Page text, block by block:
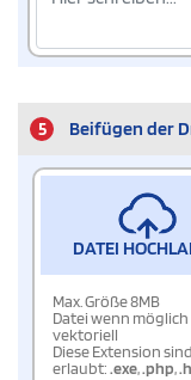
5 Beifügen der
DATEI
Max. Größe 8MB
Datei wenn möglich
vektoriell
Diese Extension
erlaubt:.exe,.php,